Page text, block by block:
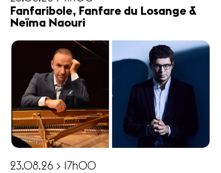
Fanfaribole, Fanfare du Losange &
Neïma Naouri
23.08.26 > 17h00